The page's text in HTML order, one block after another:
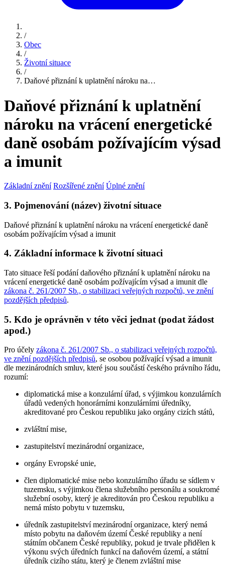
/
Obec
/
Životní situace
/
Daňové přiznání k uplatnění nároku na…
Daňové přiznání k uplatnění
nároku na vrácení energetické
daně osobám požívajícím výsad
a imunit
Základní znění Rozšířené znění Úplné znění
3. Pojmenování (název) životní situace
Daňové přiznání k uplatnění nároku na vrácení energetické daně
osobám požívajícím výsad a imunit
4. Základní informace k životní situaci
Tato situace řeší podání daňového přiznání k uplatnění nároku na
vrácení energetické daně osobám požívajícím výsad a imunit dle
zákona č. 261/2007 Sb., o stabilizaci veřejných rozpočtů, ve znění
pozdějších předpisů.
5. Kdo je oprávněn v této věci jednat (podat žádost
apod.)
Pro účely zákona č. 261/2007 Sb., o stabilizaci veřejných rozpočtů,
ve znění pozdějších předpisů, se osobou požívající výsad a imunit
dle mezinárodních smluv, které jsou součástí českého právního řádu,
rozumí:
diplomatická mise a konzulární úřad, s výjimkou konzulárních
úřadů vedených honorárními konzulárními úředníky,
akreditované pro Českou republiku jako orgány cizích států,
zvláštní mise,
zastupitelství mezinárodní organizace,
orgány Evropské unie,
člen diplomatické mise nebo konzulárního úřadu se sídlem v
tuzemsku, s výjimkou člena služebního personálu a soukromé
služební osoby, který je akreditován pro Českou republiku a
nemá místo pobytu v tuzemsku,
úředník zastupitelství mezinárodní organizace, který nemá
místo pobytu na daňovém území České republiky a není
státním občanem České republiky, pokud je trvale přidělen k
výkonu svých úředních funkcí na daňovém území, a státní
úředník cizího státu, který je členem zvláštní mise